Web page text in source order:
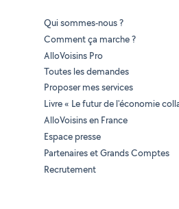
Qui sommes-nous ?
Comment ça marche ?
AlloVoisins Pro
Toutes les demandes
Proposer mes services
Livre « Le futur de l'économie
AlloVoisins en France
Espace presse
Partenaires et Grands Comptes
Recrutement